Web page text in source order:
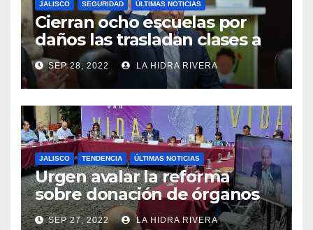
JALISCO SEGURIDAD ÚLTIMAS NOTICIAS
Cierran ocho escuelas por
daños las trasladan clases a
sedes alternas.
SEP 28, 2022 LA HIDRA RIVERA
JALISCO TENDENCIA ÚLTIMAS NOTICIAS
Urgen avalar la reforma
sobre donación de órganos
en Jalisco.
SEP 27, 2022 LA HIDRA RIVERA